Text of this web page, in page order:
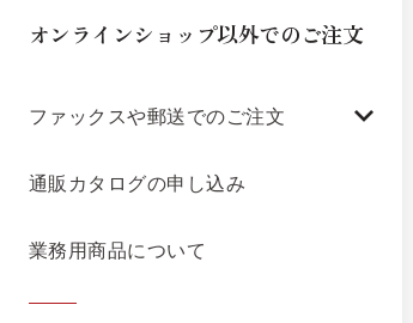
オンラインショップ以外でのご注文
ファックスや郵送でのご注文
通販カタログの申し込み
業務用商品について